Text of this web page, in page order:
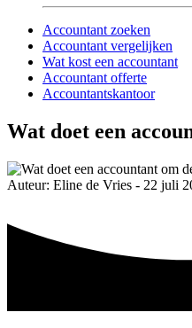
Accountant zoeken
Accountant vergelijken
Wat kost een accountant
Accountant offerte
Accountantskantoor
Wat doet een
Auteur: Eline de Vries - 22 juli